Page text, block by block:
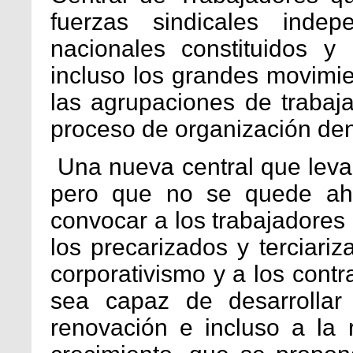
fuerzas sindicales
nacionales constituidos
incluso los grandes
las agrupaciones de
proceso de organización
Una nueva central que
pero que no se quede
convocar a los
los precarizados y
corporativismo y a los
sea capaz de
renovación e incluso a la